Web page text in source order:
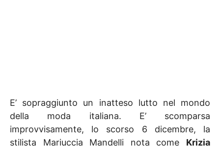
E’ sopraggiunto un inatteso lutto nel mondo
della moda italiana. E’ scomparsa
improvvisamente, lo scorso 6 dicembre, la
stilista Mariuccia Mandelli nota come Krizia